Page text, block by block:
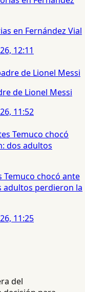
en Fernández Vial
12:11
de Lionel Messi
11:52
chocó ante
adultos perdieron la
11:25